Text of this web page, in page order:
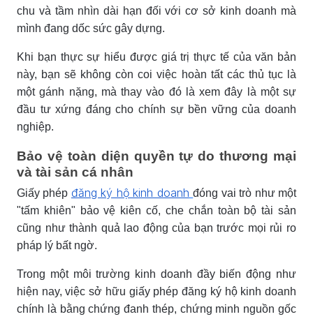
chu và tầm nhìn dài hạn đối với cơ sở kinh doanh mà
mình đang dốc sức gây dựng.
Khi bạn thực sự hiểu được giá trị thực tế của văn bản
này, bạn sẽ không còn coi việc hoàn tất các thủ tục là
một gánh nặng, mà thay vào đó là xem đây là một sự
đầu tư xứng đáng cho chính sự bền vững của doanh
nghiệp.
Bảo vệ toàn diện quyền tự do thương mại
và tài sản cá nhân
Giấy phép đăng ký hộ kinh doanh đóng vai trò như một
"tấm khiên" bảo vệ kiên cố, che chắn toàn bộ tài sản
cũng như thành quả lao động của bạn trước mọi rủi ro
pháp lý bất ngờ.
Trong một môi trường kinh doanh đầy biến động như
hiện nay, việc sở hữu giấy phép đăng ký hộ kinh doanh
chính là bằng chứng đanh thép, chứng minh nguồn gốc